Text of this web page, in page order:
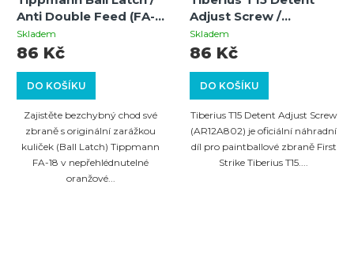
Anti Double Feed (FA-
18) – Orange
Skladem
DO KOŠÍKU
86 Kč
Zajistěte bezchybný chod své
zbraně s originální zarážkou
kuliček (Ball Latch) Tippmann
FA-18 v nepřehlédnutelné
oranžové...
Adjust Screw /
AR12A802 –
nastavovací šroub
mechanismu pro
paintballové zbraně
Skladem
DO KOŠÍKU
86 Kč
Tiberius T15 Detent Adjust Screw
(AR12A802) je oficiální náhradní
díl pro paintballové zbraně First
Strike Tiberius T15....